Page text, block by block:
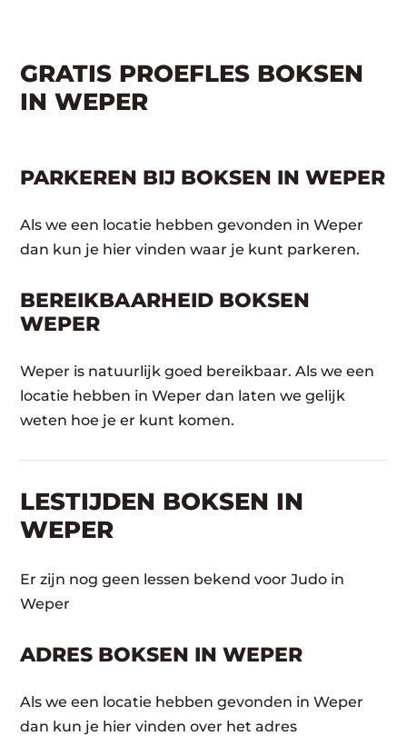
GRATIS PROEFLES BOKSEN
IN WEPER
PARKEREN BIJ BOKSEN IN WEPER
Als we een locatie hebben gevonden in Weper
dan kun je hier vinden waar je kunt parkeren.
BEREIKBAARHEID BOKSEN
WEPER
Weper is natuurlijk goed bereikbaar. Als we een
locatie hebben in Weper dan laten we gelijk
weten hoe je er kunt komen.
LESTIJDEN BOKSEN IN
WEPER
Er zijn nog geen lessen bekend voor Judo in
Weper
ADRES BOKSEN IN WEPER
Als we een locatie hebben gevonden in Weper
dan kun je hier vinden over het adres